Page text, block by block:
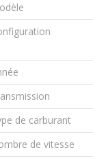
de carburant
de vitesse